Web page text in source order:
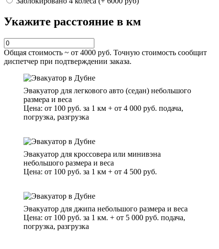
Укажите расстояние в км
Общая стоимость ~ от 4000 руб. Точную стоимость сообщит
диспетчер при подтверждении заказа.
Эвакуатор для легкового авто (седан) небольшого
размера и веса
Цена: от 100 руб. за 1 км + от 4 000 руб. подача,
погрузка, разгрузка
Эвакуатор для кроссовера или минивэна
небольшого размера и веса
Цена: от 100 руб. за 1 км + от 4 500 руб.
Эвакуатор для джипа небольшого размера и веса
Цена: от 100 руб. за 1 км. + от 5 000 руб. подача,
погрузка, разгрузка